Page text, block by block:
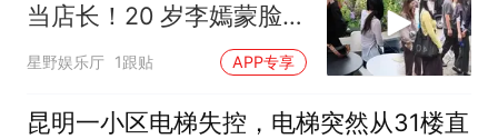
当店长！20 岁李嫣蒙脸现
身，清冷气质撞脸王菲
星野娱乐厅 1跟贴 APP专享
昆明一小区电梯失控，电梯突然从31楼直